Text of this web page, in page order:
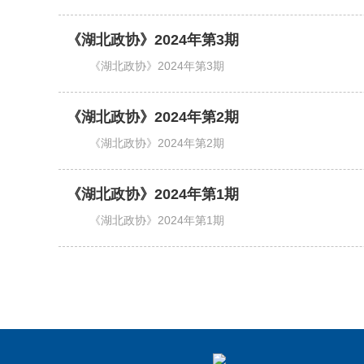
《湖北政协》2024年第3期
《湖北政协》2024年第3期
《湖北政协》2024年第2期
《湖北政协》2024年第2期
《湖北政协》2024年第1期
《湖北政协》2024年第1期